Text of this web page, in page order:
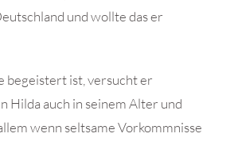
und wollte das er
begeistert ist, versucht er
Hilda auch in seinem Alter und
wenn seltsame Vorkommnisse